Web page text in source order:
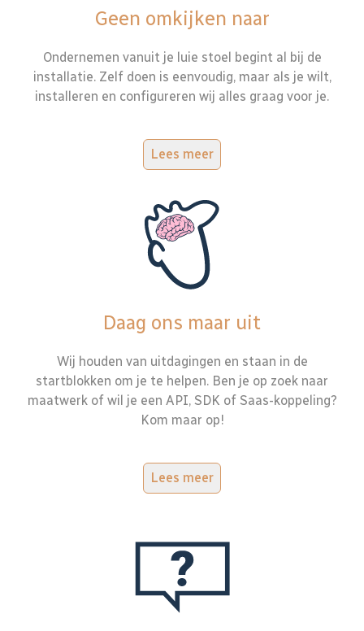
Geen omkijken naar
Ondernemen vanuit je luie stoel begint al bij de
installatie. Zelf doen is eenvoudig, maar als je wilt,
installeren en configureren wij alles graag voor je.
Lees meer
Daag ons maar uit
Wij houden van uitdagingen en staan in de
startblokken om je te helpen. Ben je op zoek naar
maatwerk of wil je een API, SDK of Saas-koppeling?
Kom maar op!
Lees meer